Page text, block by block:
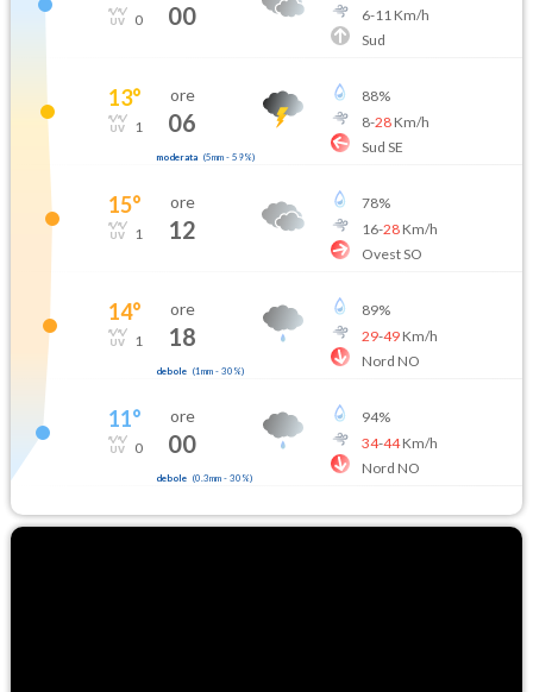
0 00
6-11 Km/h
Sud
13°
1
ore
06
moderata (5mm- 59%)
88%
8-28Km/h
Sud SE
15°
1
ore
12
78%
16-28Km/h
Ovest SO
14°
1
ore
18
debole (1mm- 30 %)
89%
29-49Km/h
Nord NO
11°
0
ore
00
debole (0.3mm- 30 %)
94%
34-44Km/h
Nord NO